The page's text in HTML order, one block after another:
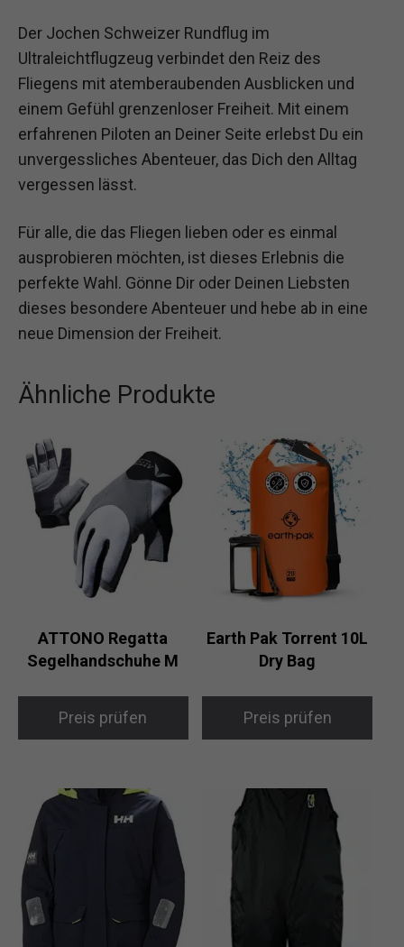
Der Jochen Schweizer Rundflug im
Ultraleichtflugzeug verbindet den Reiz des
Fliegens mit atemberaubenden Ausblicken und
einem Gefühl grenzenloser Freiheit. Mit einem
erfahrenen Piloten an Deiner Seite erlebst Du ein
unvergessliches Abenteuer, das Dich den Alltag
vergessen lässt.
Für alle, die das Fliegen lieben oder es einmal
ausprobieren möchten, ist dieses Erlebnis die
perfekte Wahl. Gönne Dir oder Deinen Liebsten
dieses besondere Abenteuer und hebe ab in eine
neue Dimension der Freiheit.
Ähnliche Produkte
ATTONO Regatta
Segelhandschuhe M
Preis prüfen
Earth Pak Torrent 10L
Dry Bag
Preis prüfen